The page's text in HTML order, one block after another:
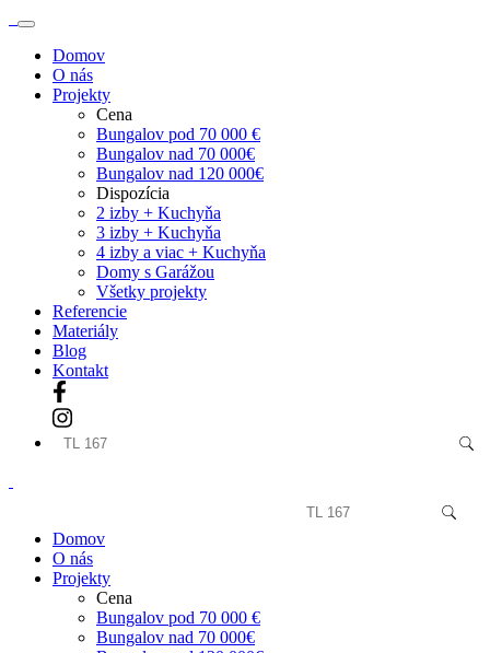
Domov
O nás
Projekty
Cena
Bungalov pod 70 000 €
Bungalov nad 70 000€
Bungalov nad 120 000€
Dispozícia
2 izby + Kuchyňa
3 izby + Kuchyňa
4 izby a viac + Kuchyňa
Domy s Garážou
Všetky projekty
Referencie
Materiály
Blog
Kontakt
Domov
O nás
Projekty
Cena
Bungalov pod 70 000 €
Bungalov nad 70 000€